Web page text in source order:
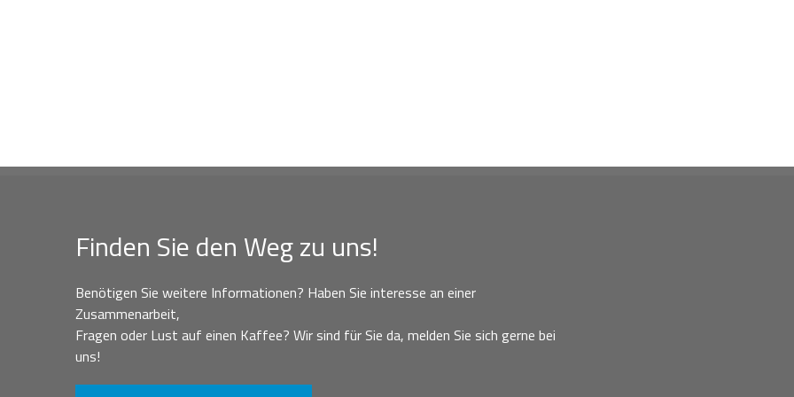
Finden Sie den Weg zu uns!
Benötigen Sie weitere Informationen? Haben Sie interesse an einer
Zusammenarbeit,
Fragen oder Lust auf einen Kaffee? Wir sind für Sie da, melden Sie sich gerne bei
uns!